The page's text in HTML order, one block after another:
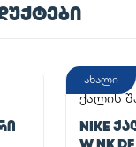
ახალი
ქალის
NIKE